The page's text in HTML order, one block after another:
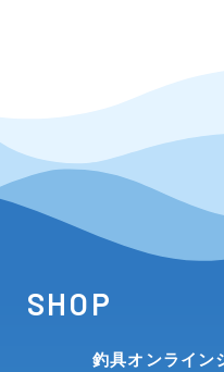
SHOP
釣具オンライン